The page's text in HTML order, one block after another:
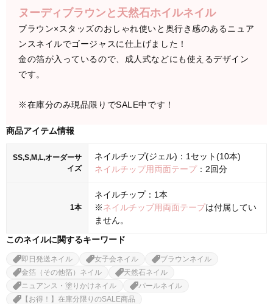
ヌーディブラウンと天然石ホイルネイル
ブラウン×スタッズのおしゃれ使いと奥行き感のあるニュア
ンスネイルでゴージャスに仕上げました！
金の箔が入っているので、成人式などにも使えるデザイン
です。
※在庫分のみ現品限りでSALE中です！
商品アイテム情報
SS,S,M,L,オーダーサ
イズ
ネイルチップ(ジェル)：1セット(10本)
ネイルチップ用両面テープ：2回分
1本
ネイルチップ：1本
※ネイルチップ用両面テープは付属してい
ません。
このネイルに関するキーワード
即日発送ネイル 女子会ネイル
ブラウンネイル
金箔（その他箔）ネイル
天然石ネイル
ニュアンス・塗りかけネイル
パールネイル
【お得！】在庫分限りのSALE商品